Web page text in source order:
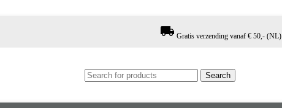
local_shipping Gratis verzending vanaf € 50,- (NL)
Search